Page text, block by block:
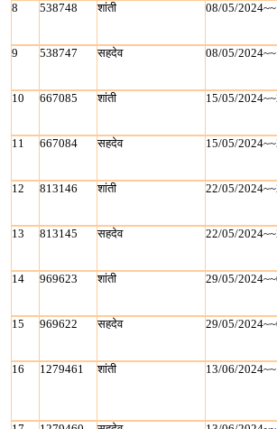
8 538748 शांती 08/05/
9 538747 सहदेव 08/05/
10 667085 शांती 15/05/
11 667084 सहदेव 15/05/
12 813146 शांती 22/05/
13 813145 सहदेव 22/05/
14 969623 शांती 29/05/
15 969622 सहदेव 29/05/
16 1279461 शांती 13/06/